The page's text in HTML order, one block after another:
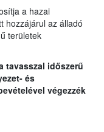
a hazai
hozzájárul az álladó
területek
tavasszal időszerű
és
végezzék